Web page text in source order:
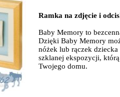
Ramka na zdjęcie i
Baby Memory to
Dzięki Baby Memory
nóżek lub rączek
szklanej ekspozycji,
Twojego domu.